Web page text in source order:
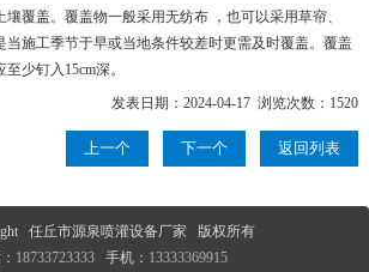
覆盖。覆盖物一般采用无纺布 ，也可以采用草帘、
当施工季节于早或当地条件较差时更需及时覆盖。覆盖
少钉入15cm深。
发表日期：2024-04-17 浏览次数：1520
上一个 下一个 返回列表
任丘市源泉喷灌设备厂家 版权所有
18733723333 手机： 13333369915